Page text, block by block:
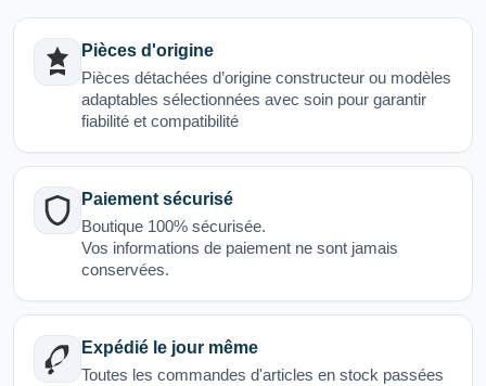
Pièces d'origine
Pièces détachées d’origine constructeur ou modèles
adaptables sélectionnées avec soin pour garantir
fiabilité et compatibilité
Paiement sécurisé
Boutique 100% sécurisée.
Vos informations de paiement ne sont jamais
conservées.
Expédié le jour même
Toutes les commandes d'articles en stock passées